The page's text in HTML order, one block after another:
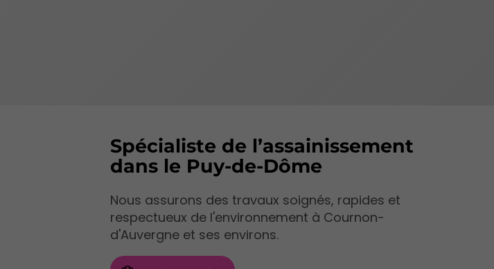
Spécialiste de l’assainissement
dans le Puy-de-Dôme
Nous assurons des travaux soignés, rapides et
respectueux de l'environnement à Cournon-
d'Auvergne et ses environs.